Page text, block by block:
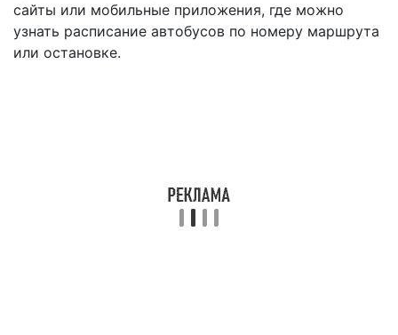
сайты или мобильные приложения, где можно
узнать расписание автобусов по номеру маршрута
или остановке.